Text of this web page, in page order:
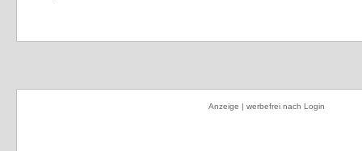
Anzeige | werbefrei nach Login